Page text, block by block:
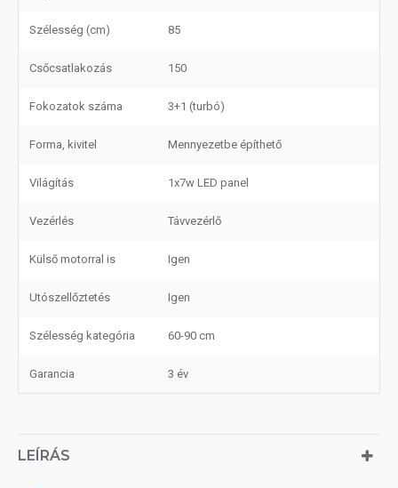
Szélesség (cm) 85
Csőcsatlakozás 150
Fokozatok száma 3+1 (turbó)
Forma, kivitel Mennyezetbe építhető
Világítás 1x7w LED panel
Vezérlés Távvezérlő
Külső motorral is Igen
Utószellőztetés Igen
Szélesség kategória 60-90 cm
Garancia 3 év
LEÍRÁS